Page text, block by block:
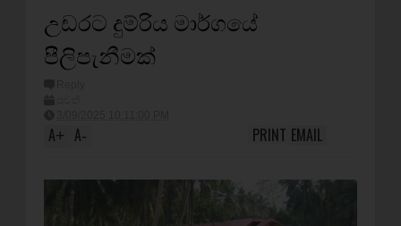
උඩරට දුම්රිය මාර්ගයේ
පීලිපැනීමක්
A+ A- EMAIL
PRINT